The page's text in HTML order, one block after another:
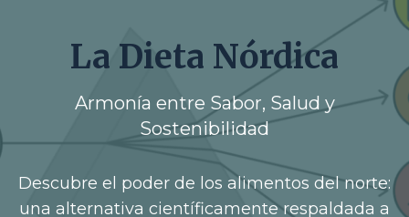
La Dieta Nórdica
Armonía entre Sabor, Salud y
Sostenibilidad
Descubre el poder de los alimentos del norte:
una alternativa científicamente respaldada a